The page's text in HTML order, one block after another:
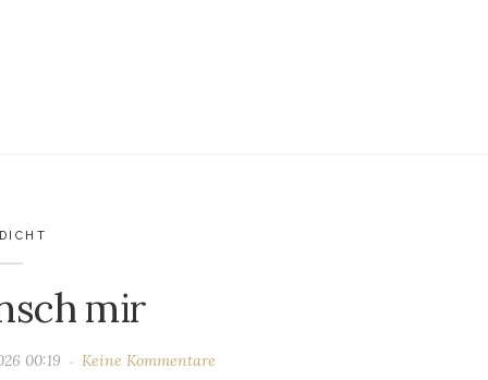
mir
00:19 Keine Kommentare